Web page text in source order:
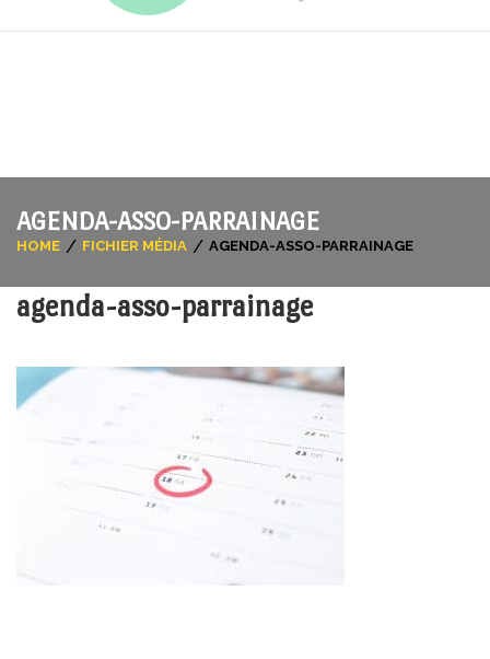
06 33 53 38 94
AGENDA-ASSO-PARRAINAGE
HOME FICHIER MÉDIA AGENDA-ASSO-PARRAINAGE
agenda-asso-parrainage